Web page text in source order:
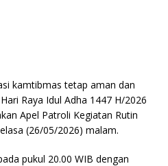
kamtibmas tetap aman dan
Raya Idul Adha 1447 H/2026
Apel Patroli Kegiatan Rutin
(26/05/2026) malam.
pukul 20.00 WIB dengan